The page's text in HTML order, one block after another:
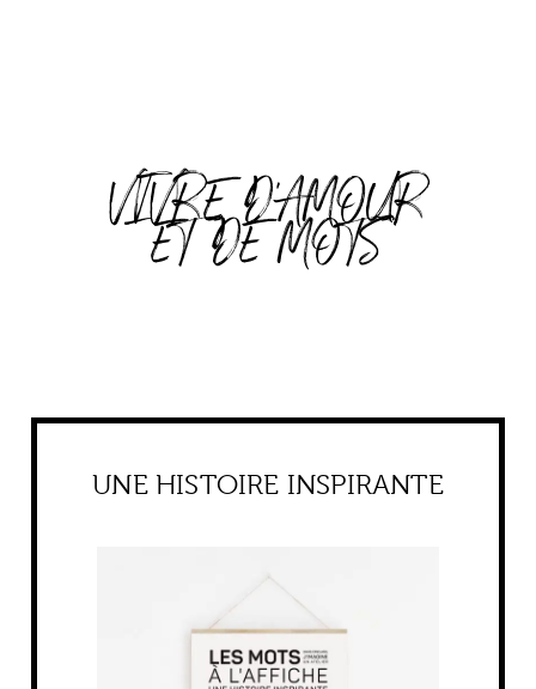
VIVRE D'AMOUR
ET DE MOTS
UNE HISTOIRE INSPIRANTE